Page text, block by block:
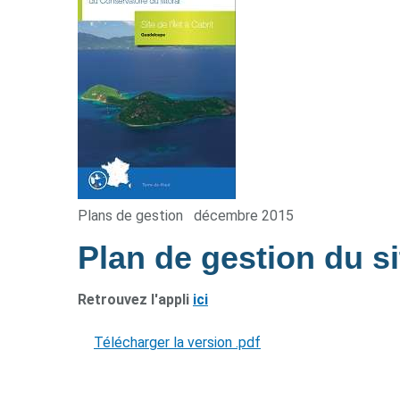
Plans de gestion décembre 2015
Plan de gestion du
Retrouvez l'appli ici
Télécharger la version .pdf